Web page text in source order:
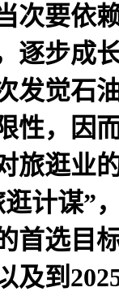
次要依
逐步成
发觉石
性，因
旅逛业
逛计谋”
首选目
及到